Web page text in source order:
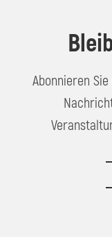
Abonnieren